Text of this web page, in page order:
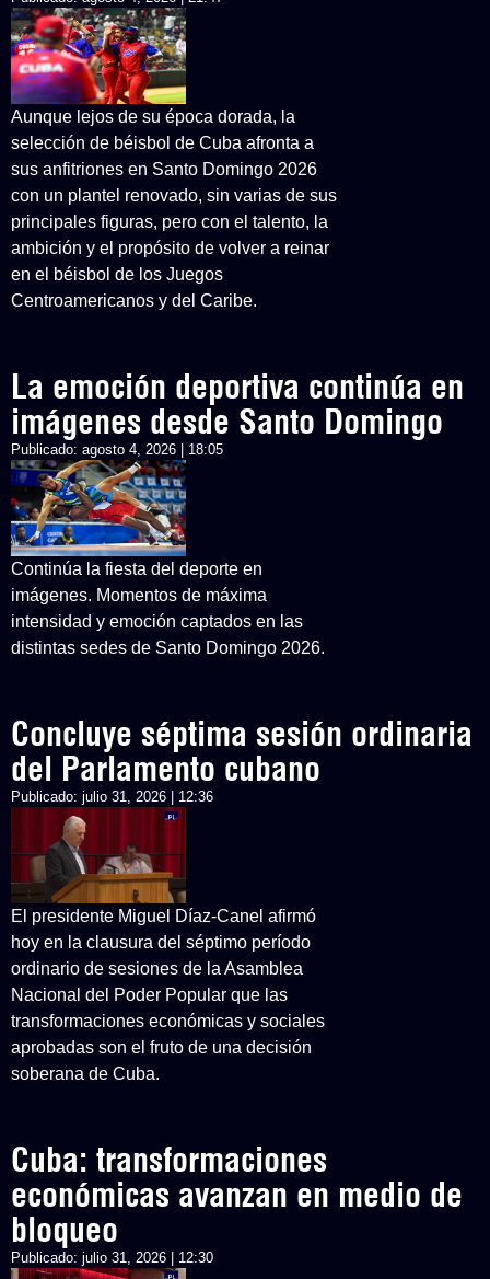
Aunque lejos de su época dorada, la
selección de béisbol de Cuba afronta a
sus anfitriones en Santo Domingo 2026
con un plantel renovado, sin varias de sus
principales figuras, pero con el talento, la
ambición y el propósito de volver a reinar
en el béisbol de los Juegos
Centroamericanos y del Caribe.
La emoción deportiva continúa en
imágenes desde Santo Domingo
Publicado: agosto 4, 2026 | 18:05
Continúa la fiesta del deporte en
imágenes. Momentos de máxima
intensidad y emoción captados en las
distintas sedes de Santo Domingo 2026.
Concluye séptima sesión ordinaria
del Parlamento cubano
Publicado: julio 31, 2026 | 12:36
El presidente Miguel Díaz-Canel afirmó
hoy en la clausura del séptimo período
ordinario de sesiones de la Asamblea
Nacional del Poder Popular que las
transformaciones económicas y sociales
aprobadas son el fruto de una decisión
soberana de Cuba.
Cuba: transformaciones
económicas avanzan en medio de
bloqueo
Publicado: julio 31, 2026 | 12:30